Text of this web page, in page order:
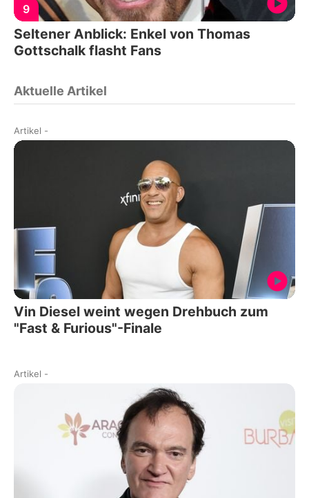
9
Seltener Anblick: Enkel von Thomas
Gottschalk flasht Fans
Aktuelle Artikel
Artikel -
Vin Diesel weint wegen Drehbuch zum
"Fast & Furious"-Finale
Artikel -